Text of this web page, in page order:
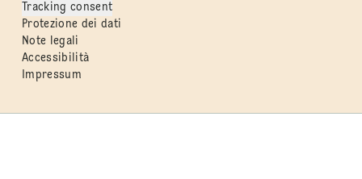
Tracking consent
Protezione dei dati
Note legali
Accessibilità
Impressum